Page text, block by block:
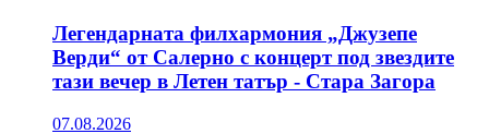
Легендарната филхармония „Джузепе
Верди“ от Салерно с концерт под звездите
тази вечер в Летен татър - Стара Загора
07.08.2026